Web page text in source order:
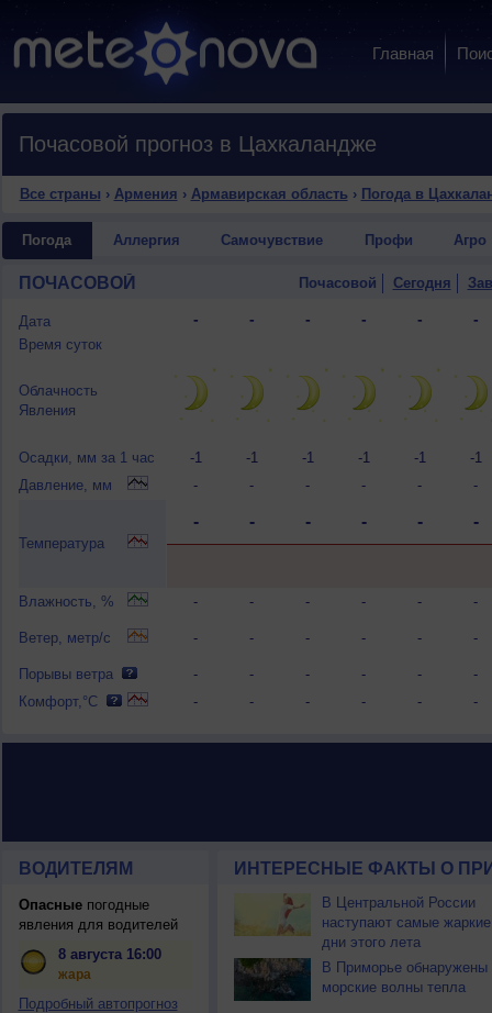
Главная
Почасовой прогноз в Цахкаландже
Все страны › Армения › Армавирская область › Погода в
Погода Аллергия Самочувствие Профи Агро
ПОЧАСОВОЙ Почасовой Сегодня
Дата
Время суток
Облачность
Явления
Осадки, мм за 1 час
Давление, мм
Температура
Влажность, %
Ветер, метр/с
Порывы ветра
Комфорт,°C
-
-1
-
-
-
-
-
-
-
-1
-
-
-
-
-
-
-
-1
-
-
-
-
-
-
-
-1
-
-
-
-
-
-
-
-1
-
-
-
-
-
-
-
-1
-
-
-
-
-
-
ВОДИТЕЛЯМ
Опасныепогодные
явления для водителей
8 августа 16:00
жара
Подробный автопрогноз
ИНТЕРЕСНЫЕ ФАКТЫ О
В Центральной России
наступают самые жаркие
дни этого лета
В Приморье обнаружены
морские волны тепла